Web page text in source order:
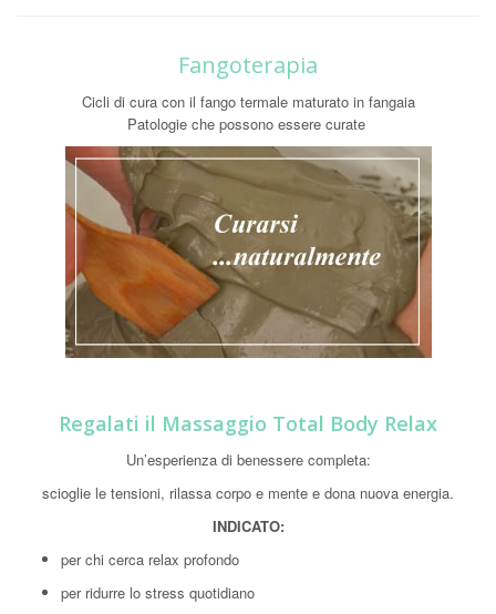
Fangoterapia
Cicli di cura con il fango termale maturato in fangaia
Patologie che possono essere curate
Regalati il Massaggio Total Body Relax
Un’esperienza di benessere completa:
scioglie le tensioni, rilassa corpo e mente e dona nuova energia.
INDICATO:
per chi cerca relax profondo
per ridurre lo stress quotidiano